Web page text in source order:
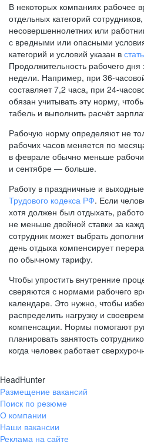
В некоторых компаниях рабочее
отдельных категорий
несовершеннолетних или
с вредными или опасными
категорий и условий указан в
Продолжительность рабочего дня
недели. Например, при 36-
составляет 7,2 часа, при 24-
обязан учитывать эту норму,
табель и выполнить расчёт
Рабочую норму определяют не
рабочих часов меняется по
в феврале обычно меньше
и сентябре — больше.
Работу в праздничные и
Трудового кодекса РФ. Если
хотя должен был отдыхать,
не меньше двойной ставки за
сотрудник может выбрать
день отдыха компенсирует
по обычному тарифу.
Чтобы упростить внутренние
сверяются с нормами рабочего
календаре. Это нужно, чтобы
распределить нагрузку и
компенсации. Нормы помогают
планировать занятость
когда человек работает
HeadHunter
Размещение вакансий
Поиск по резюме
О компании
Наши вакансии
Реклама на сайте